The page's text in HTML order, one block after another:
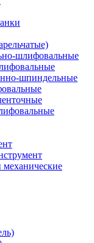
шлифовальные
шпиндельные